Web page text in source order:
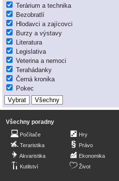
Terárium a technika
Bezobratlí
Hlodavci a zajícovci
Burzy a výstavy
Literatura
Legislativa
Veterina a nemoci
Terahádanky
Černá kronika
Pokec
Všechny poradny
Počítače
Teraristika
Akvaristika
Kutilství
Hry
Právo
Ekonomika
Život